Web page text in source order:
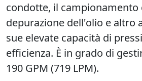
condotte, il campionamento
depurazione dell'olio e altro
sue elevate capacità di
efficienza. È in grado di
190 GPM (719 LPM).